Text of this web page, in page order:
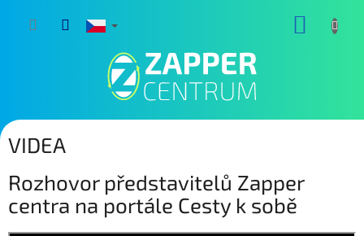
VIDEA
Rozhovor představitelů Zapper
centra na portále Cesty k sobě